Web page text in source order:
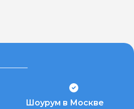
Шоурум в Москве